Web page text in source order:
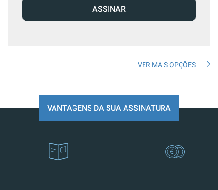
ASSINAR
VER MAIS OPÇÕES
VANTAGENS DA SUA ASSINATURA